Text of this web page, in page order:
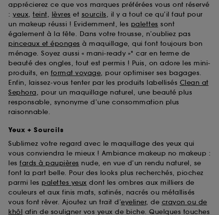
apprécierez ce que vos marques préférées vous ont réservé
: yeux, teint, lèvres et sourcils, il y a tout ce qu’il faut pour
un makeup réussi ! Evidemment, les palettes sont
également à la fête. Dans votre trousse, n’oubliez pas
pinceaux et éponges à maquillage, qui font toujours bon
ménage. Soyez aussi « mani-ready »* car en terme de
beauté des ongles, tout est permis ! Puis, on adore les mini-
produits, en format voyage, pour optimiser ses bagages.
Enfin, laissez-vous tenter par les produits labellisés Clean at
Sephora, pour un maquillage naturel, une beauté plus
responsable, synonyme d’une consommation plus
raisonnable.
Yeux + Sourcils
Sublimez votre regard avec le maquillage des yeux qui
vous conviendra le mieux ! Ambiance makeup no makeup :
les fards à paupières nude, en vue d’un rendu naturel, se
font la part belle. Pour des looks plus recherchés, piochez
parmi les palettes yeux dont les ombres aux milliers de
couleurs et aux finis mats, satinés, nacrés ou métallisés
vous font rêver. Ajoutez un trait d’eyeliner, de crayon ou de
khôl afin de souligner vos yeux de biche. Quelques touches